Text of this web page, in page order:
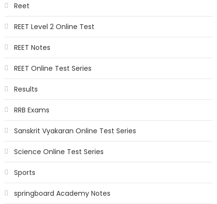
Reet
REET Level 2 Online Test
REET Notes
REET Online Test Series
Results
RRB Exams
Sanskrit Vyakaran Online Test Series
Science Online Test Series
Sports
springboard Academy Notes